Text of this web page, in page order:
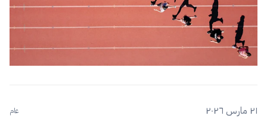
٢١ مارس ٢٠٢٦ عام